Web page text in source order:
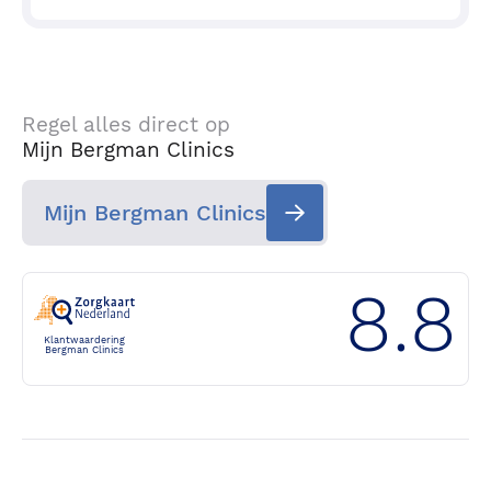
Regel alles direct op
Mijn Bergman Clinics
Mijn Bergman Clinics
Klantwaardering
Bergman Clinics
8.8